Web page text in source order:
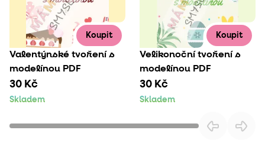
Koupit
Valentýnské tvoření s
modelínou PDF
30 Kč
Skladem
Koupit
Velikonoční tvoření s
modelínou PDF
30 Kč
Skladem